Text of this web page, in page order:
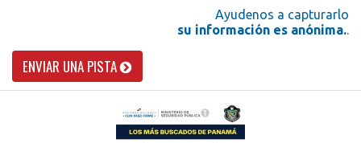
Ayudenos a capturarlo
su información es anónima..
ENVIAR UNA PISTA